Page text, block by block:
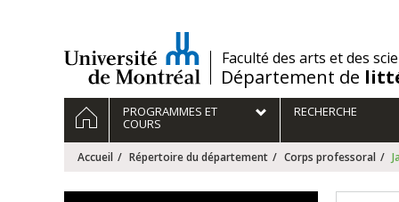
/Faculté des arts et des
Département de
Navigation
principale
ACCUEILPROGRAMMES ET
COURS
RECHERCHE
Accueil Répertoire du département Corps professoral